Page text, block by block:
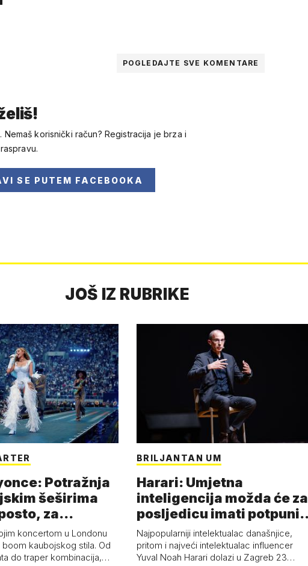
POGLEDAJTE SVE KOMENTARE
korisnički račun? Registracija je brza i
SE PUTEM FACEBOOKA
JOŠ IZ RUBRIKE
Potražnja
šeširima
za
53 p…
koncertom u Londonu
kaubojskog stila. Od
do traper kombinacija,…
BRILJANTAN UM
Harari: Umjetna
inteligencija možda će za
posljedicu imati potpuni
kolaps čovje…
Najpopularniji intelektualac današnjice,
pritom i najveći intelektualac influencer
Yuval Noah Harari dolazi u Zagreb 23…